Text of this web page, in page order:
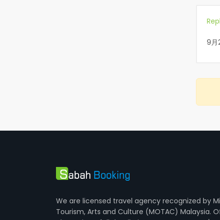
9月
We are licensed travel agency recognized by
Tourism, Arts and Culture (MOTAC) Malaysia.